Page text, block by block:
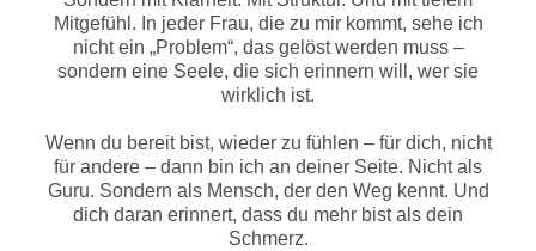
Mitgefühl. In jeder Frau, die zu mir kommt, sehe ich
nicht ein „Problem“, das gelöst werden muss –
sondern eine Seele, die sich erinnern will, wer sie
wirklich ist.
Wenn du bereit bist, wieder zu fühlen – für dich, nicht
für andere – dann bin ich an deiner Seite. Nicht als
Guru. Sondern als Mensch, der den Weg kennt. Und
dich daran erinnert, dass du mehr bist als dein
Schmerz.